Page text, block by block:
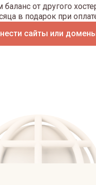
сайты или
от другого
в подарок при